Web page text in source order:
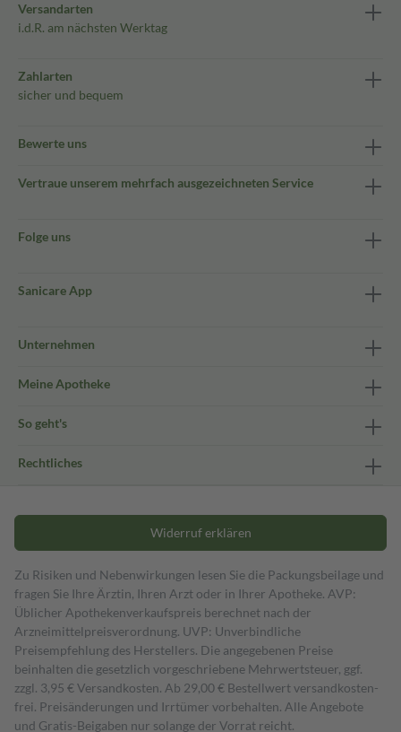
Versandarten
i.d.R. am nächsten Werktag
Zahlarten
sicher und bequem
Bewerte uns
Vertraue unserem mehrfach ausgezeichneten Service
Folge uns
Sanicare App
Unternehmen
Meine Apotheke
So geht's
Rechtliches
Widerruf erklären
Zu Risiken und Nebenwirkungen lesen Sie die Packungsbeilage und
fragen Sie Ihre Ärztin, Ihren Arzt oder in Ihrer Apotheke. AVP:
Üblicher Apothekenverkaufspreis berechnet nach der
Arzneimittelpreisverordnung. UVP: Unverbindliche
Preisempfehlung des Herstellers. Die angegebenen Preise
beinhalten die gesetzlich vorgeschriebene Mehrwertsteuer, ggf.
zzgl. 3,95 € Versandkosten. Ab 29,00 € Bestell­wert versand­kosten­
frei. Preisänderungen und Irrtümer vorbehalten. Alle Angebote
und Gratis-Beigaben nur solange der Vorrat reicht.